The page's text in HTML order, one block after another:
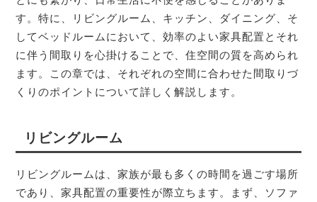
す。特に、リビングルーム、キッチン、ダイニング、そ
してベッドルームにおいて、効率のよい家具配置とそれ
に伴う間取りを心掛けることで、住空間の質を高められ
ます。この章では、それぞれの空間に合わせた間取りづ
くりのポイントについて詳しく解説します。
リビングルーム
リビングルームは、家族が最も多くの時間を過ごす場所
であり、家具配置の重要性が際立ちます。まず、ソファ